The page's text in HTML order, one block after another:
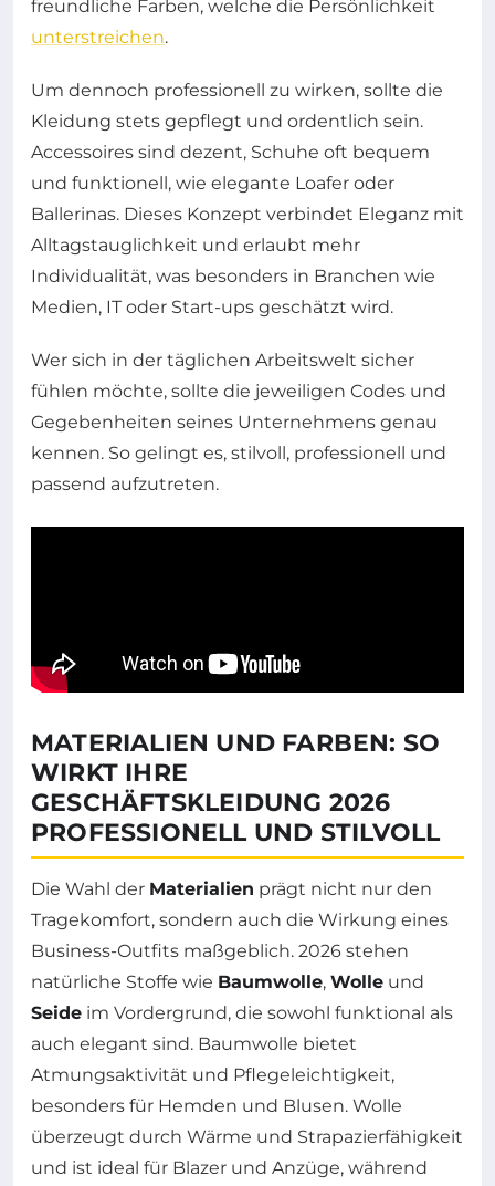
freundliche Farben, welche die Persönlichkeit
unterstreichen.
Um dennoch professionell zu wirken, sollte die
Kleidung stets gepflegt und ordentlich sein.
Accessoires sind dezent, Schuhe oft bequem
und funktionell, wie elegante Loafer oder
Ballerinas. Dieses Konzept verbindet Eleganz mit
Alltagstauglichkeit und erlaubt mehr
Individualität, was besonders in Branchen wie
Medien, IT oder Start-ups geschätzt wird.
Wer sich in der täglichen Arbeitswelt sicher
fühlen möchte, sollte die jeweiligen Codes und
Gegebenheiten seines Unternehmens genau
kennen. So gelingt es, stilvoll, professionell und
passend aufzutreten.
MATERIALIEN UND FARBEN: SO
WIRKT IHRE
GESCHÄFTSKLEIDUNG 2026
PROFESSIONELL UND STILVOLL
Die Wahl der Materialien prägt nicht nur den
Tragekomfort, sondern auch die Wirkung eines
Business-Outfits maßgeblich. 2026 stehen
natürliche Stoffe wie Baumwolle, Wolle und
Seide im Vordergrund, die sowohl funktional als
auch elegant sind. Baumwolle bietet
Atmungsaktivität und Pflegeleichtigkeit,
besonders für Hemden und Blusen. Wolle
überzeugt durch Wärme und Strapazierfähigkeit
und ist ideal für Blazer und Anzüge, während